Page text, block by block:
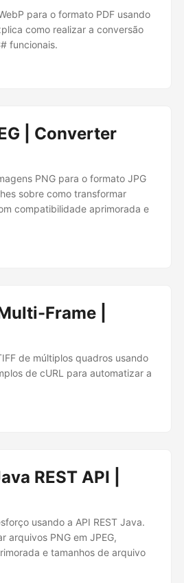
para o formato PDF usando
como realizar a conversão
funcionais.
| Converter
PNG para o formato JPG
sobre como transformar
compatibilidade aprimorada e
Frame |
de múltiplos quadros usando
de cURL para automatizar a
REST API |
usando a API REST Java.
arquivos PNG em JPEG,
e tamanhos de arquivo